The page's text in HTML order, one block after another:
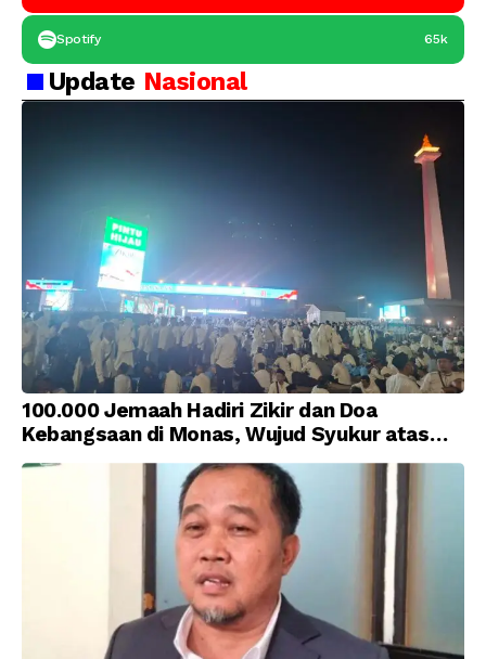
Spotify 65k
Update Nasional
100.000 Jemaah Hadiri Zikir dan Doa
Kebangsaan di Monas, Wujud Syukur atas
Kemerdekaan Indonesia